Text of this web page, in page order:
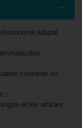
adapté
courante ou
;
et les articles